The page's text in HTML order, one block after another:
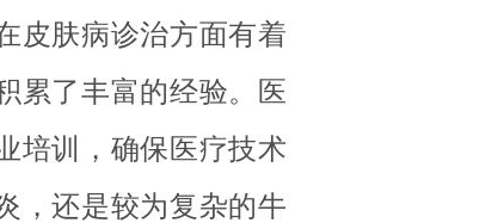
皮肤病诊治方面有着
累了丰富的经验。医
培训，确保医疗技术
，还是较为复杂的牛